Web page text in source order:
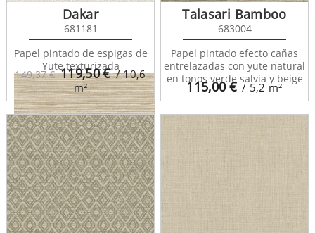
Sisay Texture 681832
149,37 € 119,50€ / 10,6
m²
Dakar
681181
Papel pintado de espigas de
Yute texturizada
115,00€ / 5,2 m²
Talasari Bamboo
683004
Papel pintado efecto cañas
entrelazadas con yute natural
en tonos verde salvia y beige